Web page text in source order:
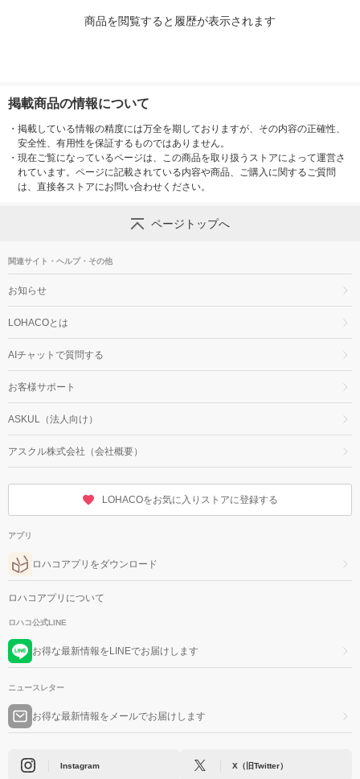
商品を閲覧すると履歴が表示されます
掲載商品の情報について
・ 掲載している情報の精度には万全を期しておりますが、その内容の正確性、
安全性、有用性を保証するものではありません。
・ 現在ご覧になっているページは、この商品を取り扱うストアによって運営さ
れています。ページに記載されている内容や商品、ご購入に関するご質問
は、直接各ストアにお問い合わせください。
ページトップへ
関連サイト・ヘルプ・その他
お知らせ
LOHACOとは
AIチャットで質問する
お客様サポート
ASKUL（法人向け）
アスクル株式会社（会社概要）
LOHACOをお気に入りストアに登録する
アプリ
ロハコアプリをダウンロード
ロハコアプリについて
ロハコ公式LINE
お得な最新情報をLINEでお届けします
ニュースレター
お得な最新情報をメールでお届けします
Instagram X（旧Twitter）